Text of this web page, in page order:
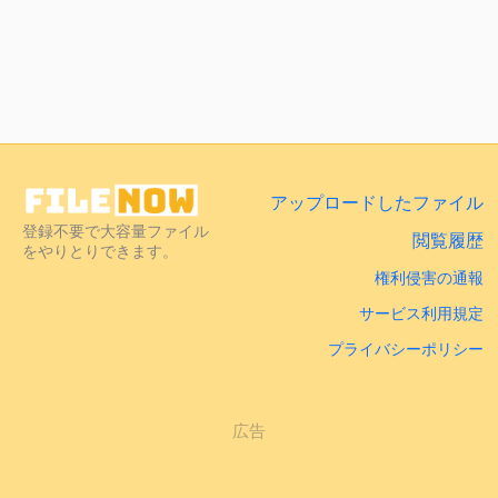
登録不要で大容量ファイル
をやりとりできます。
アップロードしたファイル
閲覧履歴
権利侵害の通報
サービス利用規定
プライバシーポリシー
広告